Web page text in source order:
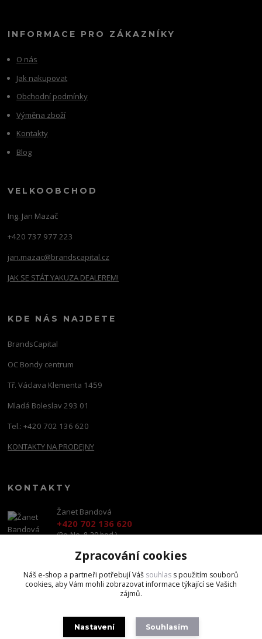
INFORMACE PRO ZÁKAZNÍKY
O nás
Jak nakupovat
Obchodní podmínky
Výměna zboží
Kontakty
Blog
VELKOOBCHOD
Ing. Jan Mazač
+420 737 977 223
jan.mazac@brandscapital.cz
JAK SE STÁT YAKUZA DEALEREM!
KDE NÁS NAJDETE
BrandsCapital
OC Bondy centrum
Tř. Václava Klementa 1459
Mladá Boleslav 293 01
Tel.: +420 702 136 620
KONTAKTY NA PRODEJNY
KONTAKTY
Žanet Bandová
+420 702 136 620
(Po-Ne, 8-20 hod.)
shop@brandscapital.cz
Zpracování cookies
Náš e-shop a partneři potřebují Váš souhlas s použitím souborů
cookies, aby Vám mohli zobrazovat informace týkající se Vašich
zájmů.
Nastavení Souhlasím